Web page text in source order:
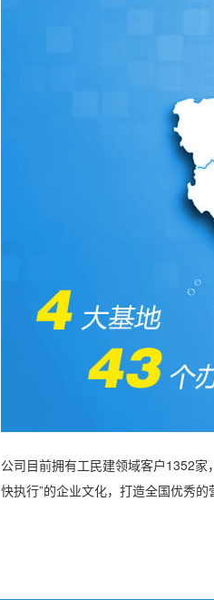
公司目前拥有工民建领域客户1352家
快执行”的企业文化，打造全国优秀的